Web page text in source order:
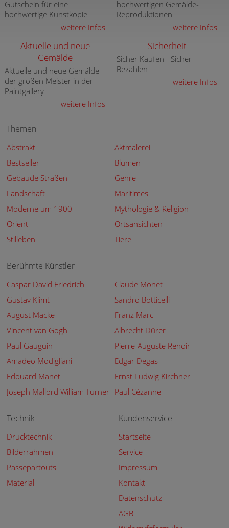
Gutschein für eine
hochwertige Kunstkopie
weitere Infos
hochwertigen Gemälde-
Reproduktionen
weitere Infos
Aktuelle und neue
Gemälde
Aktuelle und neue Gemälde
der großen Meister in der
Paintgallery
weitere Infos
Sicherheit
Sicher Kaufen - Sicher
Bezahlen
weitere Infos
Themen
Abstrakt
Aktmalerei
Bestseller
Blumen
Gebäude Straßen
Genre
Landschaft
Maritimes
Moderne um 1900
Mythologie & Religion
Orient
Ortsansichten
Stilleben
Tiere
Berühmte Künstler
Caspar David Friedrich
Claude Monet
Gustav Klimt
Sandro Botticelli
August Macke
Franz Marc
Vincent van Gogh
Albrecht Dürer
Paul Gauguin
Pierre-Auguste Renoir
Amadeo Modigliani
Edgar Degas
Edouard Manet
Ernst Ludwig Kirchner
Joseph Mallord William Turner Paul Cézanne
Technik
Drucktechnik
Bilderrahmen
Passepartouts
Material
Kundenservice
Startseite
Service
Impressum
Kontakt
Datenschutz
AGB